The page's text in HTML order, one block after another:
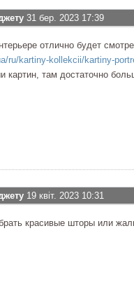
31 бер. 2023 17:39
отлично будет
ru/kartiny-kollekcii/kartiny-
картин, там достаточно
19 квіт. 2023 10:31
красивые шторы или